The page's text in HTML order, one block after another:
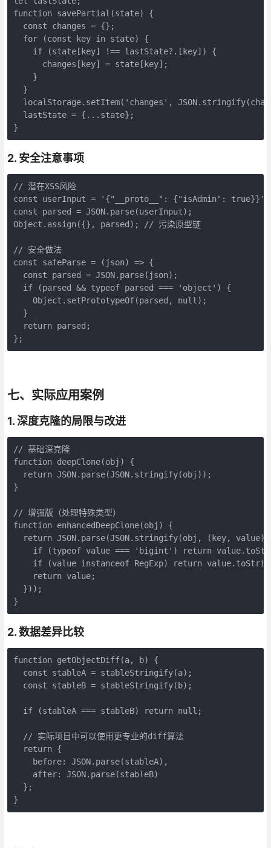
function savePartial(state) {
  const changes = {};
  for (const key in state) {
    if (state[key] !== lastState?.[key]) {
      changes[key] = state[key];
    }
  }
localStorage.setItem('changes',
  lastState = {...state};
}
2. 安全注意事项
// 潜在XSS风险
const userInput = '{"__proto__": {"isAdmin": true}}';
const parsed = JSON.parse(userInput);
Object.assign({}, parsed); // 污染原型链
// 安全做法
const safeParse = (json) => {
  const parsed = JSON.parse(json);
  if (parsed && typeof parsed === 'object') {
    Object.setPrototypeOf(parsed, null);
  }
  return parsed;
};
七、实际应用案例
1. 深度克隆的局限与改进
// 基础深克隆
function deepClone(obj) {
  return JSON.parse(JSON.stringify(obj));
}
// 增强版（处理特殊类型）
function enhancedDeepClone(obj) {
return JSON.parse(JSON.stringify(obj, (key, value)
if (typeof value === 'bigint') return
if (value instanceof RegExp) return
    return value;
  }));
}
2. 数据差异比较
function getObjectDiff(a, b) {
  const stableA = stableStringify(a);
  const stableB = stableStringify(b);
  if (stableA === stableB) return null;
  // 实际项目中可以使用更专业的diff算法
  return {
    before: JSON.parse(stableA),
    after: JSON.parse(stableB)
  };
}